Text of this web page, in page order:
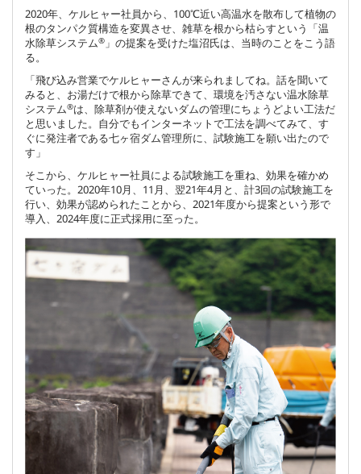
2020年、ケルヒャー社員から、100℃近い高温水を散布して植物の
根のタンパク質構造を変異させ、雑草を根から枯らすという「温
水除草システム® 」の提案を受けた塩沼氏は、当時のことをこう語
る。
「飛び込み営業でケルヒャーさんが来られましてね。話を聞いて
みると、お湯だけで根から除草できて、環境を汚さない温水除草
システム®は、除草剤が使えないダムの管理にちょうどよい工法だ
と思いました。自分でもインターネットで工法を調べてみて、す
ぐに発注者である七ヶ宿ダム管理所に、試験施工を願い出たので
す」
そこから、ケルヒャー社員による試験施工を重ね、効果を確かめ
ていった。2020年10月、11月、翌21年4月と、計3回の試験施工を
行い、効果が認められたことから、2021年度から提案という形で
導入、2024年度に正式採用に至った。